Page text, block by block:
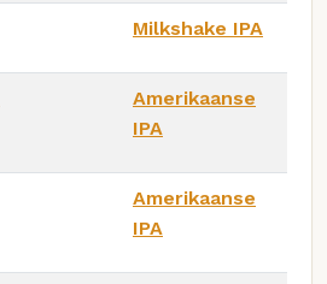
Milkshake IPA
Amerikaanse
IPA
Amerikaanse
IPA